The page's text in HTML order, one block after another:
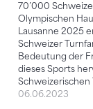
70’000
Olympischen
Lausanne 2025
Schweizer
Bedeutung der
dieses Sports
Schweizerischen
06.06.2023